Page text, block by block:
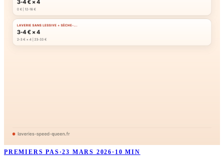
PREMIERS PAS ·23 MARS 2026 · 10 MIN